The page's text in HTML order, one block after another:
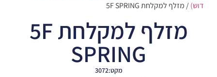
דוש)/ מזלף למקלחת 5F SPRING
מזלף למקלחת 5F
SPRING
מקט:3072